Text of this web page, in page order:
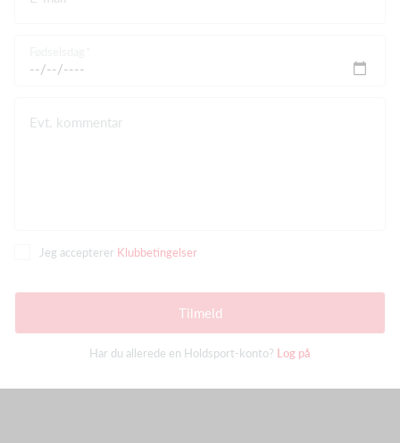
Evt. kommentar
Jeg accepterer Klubbetingelser
Tilmeld
Har du allerede en Holdsport-konto? Log på